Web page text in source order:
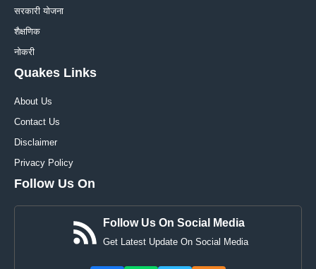
सरकारी योजना
शैक्षणिक
नोकरी
Quakes Links
About Us
Contact Us
Disclaimer
Privacy Policy
Follow Us On
Follow Us On Social Media
Get Latest Update On Social Media